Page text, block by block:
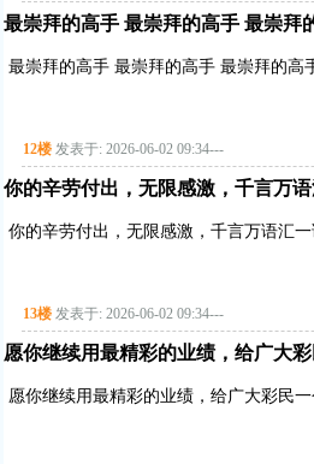
最崇拜的高手 最崇拜的高手 最崇拜
最崇拜的高手 最崇拜的高手 最崇拜的高
12楼 发表于: 2026-06-02 09:34---
你的辛劳付出，无限感激，千言万
你的辛劳付出，无限感激，千言万语汇
13楼 发表于: 2026-06-02 09:34---
愿你继续用最精彩的业绩，给广大
愿你继续用最精彩的业绩，给广大彩民